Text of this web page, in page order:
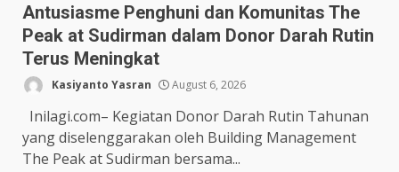
Antusiasme Penghuni dan Komunitas The
Peak at Sudirman dalam Donor Darah Rutin
Terus Meningkat
Kasiyanto Yasran August 6, 2026
Inilagi.com– Kegiatan Donor Darah Rutin Tahunan
yang diselenggarakan oleh Building Management
The Peak at Sudirman bersama...